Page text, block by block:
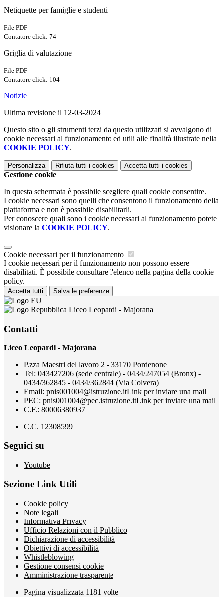
Netiquette per famiglie e studenti
File PDF
Contatore click: 74
Griglia di valutazione
File PDF
Contatore click: 104
Notizie
Ultima revisione il 12-03-2024
Questo sito o gli strumenti terzi da questo utilizzati si avvalgono di
cookie necessari al funzionamento ed utili alle finalità illustrate nella
COOKIE POLICY.
Personalizza Rifiuta tutti i cookies Accetta tutti i cookies
Gestione cookie
In questa schermata è possibile scegliere quali cookie consentire.
I cookie necessari sono quelli che consentono il funzionamento della
piattaforma e non è possibile disabilitarli.
Per conoscere quali sono i cookie necessari al funzionamento potete
visionare la COOKIE POLICY.
Cookie necessari per il funzionamento
I cookie necessari per il funzionamento non possono essere
disabilitati. È possibile consultare l'elenco nella pagina della cookie
policy.
Accetta tutti Salva le preferenze
Liceo Leopardi - Majorana
Contatti
Liceo Leopardi - Majorana
P.zza Maestri del lavoro 2 - 33170 Pordenone
Tel: 043427206 (sede centrale) - 0434/247054 (Bronx) -
0434/362845 - 0434/362844 (Via Colvera)
Email: pnis001004@istruzione.itLink per inviare una mail
PEC: pnis001004@pec.istruzione.itLink per inviare una mail
C.F.: 80006380937
C.C. 12308599
Seguici su
Youtube
Sezione Link Utili
Cookie policy
Note legali
Informativa Privacy
Ufficio Relazioni con il Pubblico
Dichiarazione di accessibilità
Obiettivi di accessibilità
Whistleblowing
Gestione consensi cookie
Amministrazione trasparente
Pagina visualizzata 1181 volte